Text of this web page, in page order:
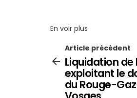
En voir plus
Article précédent
Liquidation de
exploitant le
du Rouge-